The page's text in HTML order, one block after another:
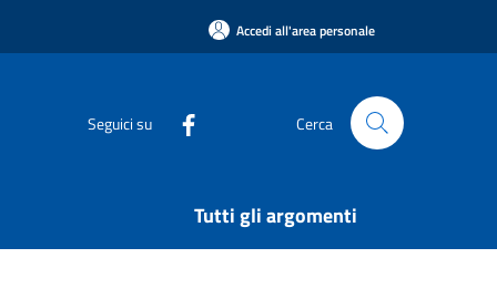
Accedi all'area personale
Seguici su Cerca
Tutti gli argomenti